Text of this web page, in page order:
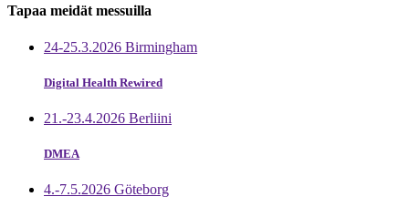
Tapaa meidät messuilla
24-25.3.2026 Birmingham
Digital Health Rewired
21.-23.4.2026 Berliini
DMEA
4.-7.5.2026 Göteborg